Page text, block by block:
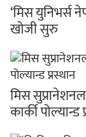
‘मिस
खोजी सुरु
मिस सुप्रानेशनल
कार्की पोल्यान्ड